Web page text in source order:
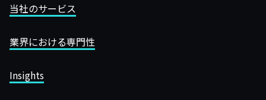
当社のサービス
業界における専門性
Insights